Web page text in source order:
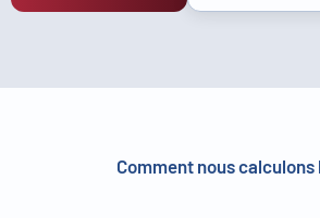
Comment nous calculons